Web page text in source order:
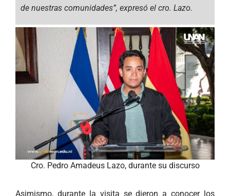
de nuestras comunidades”, expresó el cro. Lazo.
Cro. Pedro Amadeus Lazo, durante su discurso
Asimismo, durante la visita se dieron a conocer los